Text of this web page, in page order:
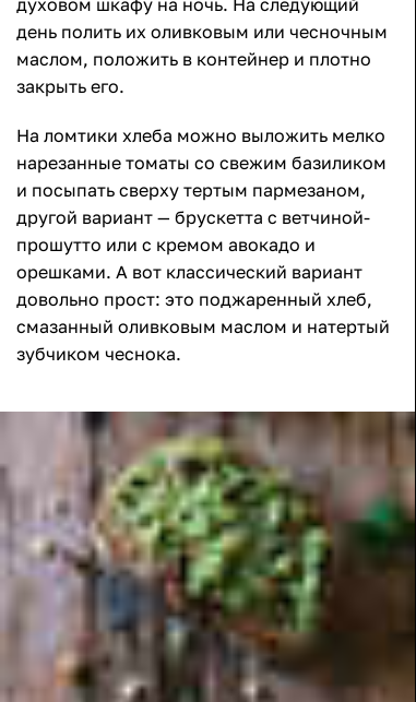
день полить их оливковым или чесночным
маслом, положить в контейнер и плотно
закрыть его.
На ломтики хлеба можно выложить мелко
нарезанные томаты со свежим базиликом
и посыпать сверху тертым пармезаном,
другой вариант — брускетта с ветчиной-
прошутто или с кремом авокадо и
орешками. А вот классический вариант
довольно прост: это поджаренный хлеб,
смазанный оливковым маслом и натертый
зубчиком чеснока.